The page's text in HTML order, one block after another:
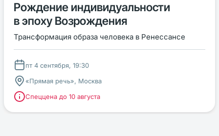
Рождение индивидуальности
в эпоху Возрождения
Трансформация образа человека в Ренессансе
пт 4 сентября, 19:30
«Прямая речь», Москва
Спеццена до 10 августа